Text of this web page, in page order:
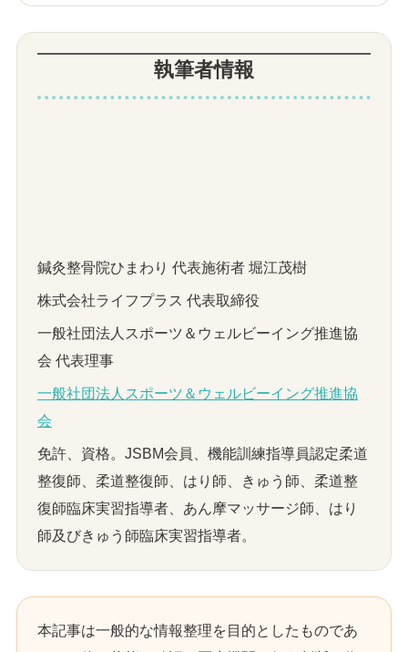
執筆者情報
鍼灸整骨院ひまわり 代表施術者 堀江茂樹
株式会社ライフプラス 代表取締役
一般社団法人スポーツ＆ウェルビーイング推進協
会 代表理事
一般社団法人スポーツ＆ウェルビーイング推進協
会
免許、資格。JSBM会員、機能訓練指導員認定柔道
整復師、柔道整復師、はり師、きゅう師、柔道整
復師臨床実習指導者、あん摩マッサージ師、はり
師及びきゅう師臨床実習指導者。
本記事は一般的な情報整理を目的としたものであ